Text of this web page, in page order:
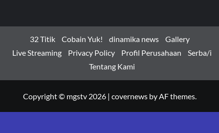
32 Titik Cobain Yuk! dinamika news
Gallery
Live Streaming
Privacy Policy Profil Perusahaan
Serba/i
Tentang Kami
Copyright © mgstv 2026 | covernewsby AF themes.